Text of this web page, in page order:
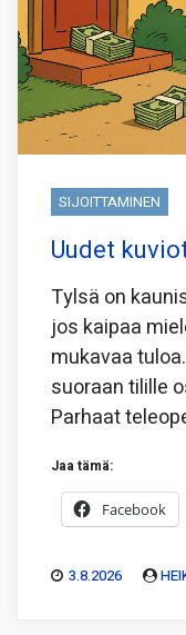
SIJOITTAMINEN
Uudet
Tylsä on
jos kaipaa
mukavaa
suoraan tilille
Parhaat
Jaa tämä:
Facebook
3.8.2026